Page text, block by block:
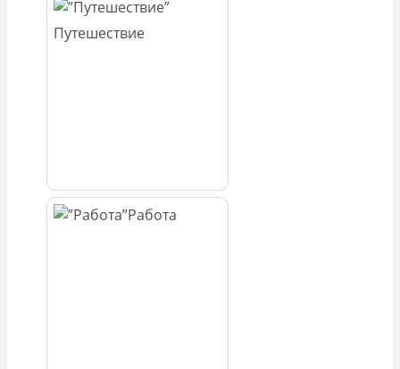
Путешествие
Работа